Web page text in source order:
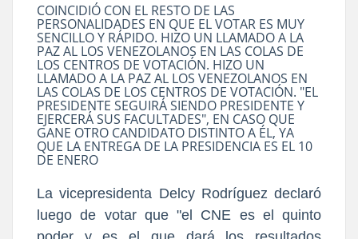
COINCIDIÓ CON EL RESTO DE LAS
PERSONALIDADES EN QUE EL VOTAR ES MUY
SENCILLO Y RÁPIDO. HIZO UN LLAMADO A LA
PAZ AL LOS VENEZOLANOS EN LAS COLAS DE
LOS CENTROS DE VOTACIÓN. HIZO UN
LLAMADO A LA PAZ AL LOS VENEZOLANOS EN
LAS COLAS DE LOS CENTROS DE VOTACIÓN. "EL
PRESIDENTE SEGUIRÁ SIENDO PRESIDENTE Y
EJERCERÁ SUS FACULTADES", EN CASO QUE
GANE OTRO CANDIDATO DISTINTO A ÉL, YA
QUE LA ENTREGA DE LA PRESIDENCIA ES EL 10
DE ENERO
La vicepresidenta Delcy Rodríguez declaró
luego de votar que "el CNE es el quinto